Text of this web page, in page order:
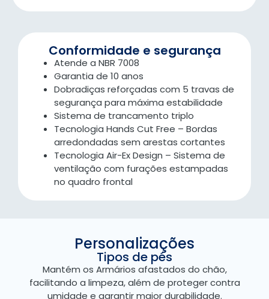
Conformidade e segurança
Atende a NBR 7008
Garantia de 10 anos
Dobradiças reforçadas com 5 travas de
segurança para máxima estabilidade
Sistema de trancamento triplo
Tecnologia Hands Cut Free – Bordas
arredondadas sem arestas cortantes
Tecnologia Air-Ex Design – Sistema de
ventilação com furações estampadas
no quadro frontal
Personalizações
Tipos de pés
Mantém os Armários afastados do chão,
facilitando a limpeza, além de proteger contra
umidade e garantir maior durabilidade.